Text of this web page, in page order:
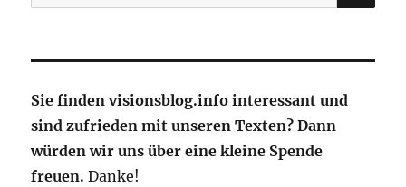
nach:
Sie finden visionsblog.info interessant und
sind zufrieden mit unseren Texten? Dann
würden wir uns über eine kleine Spende
freuen. Danke!